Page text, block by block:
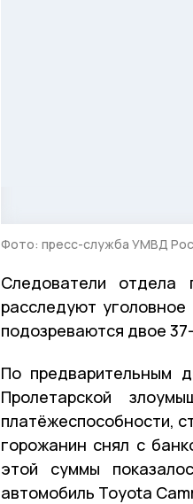
Фото: пресс-служба УМВД
Следователи
расследуют
подозреваются двое
По предварительным
Пролетарской
платёжеспособности,
горожанин снял с
этой суммы
автомобиль Toyota